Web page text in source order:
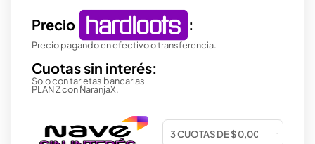
Precio :
Precio pagando en efectivo o transferencia.
Cuotas sin interés:
Solo con tarjetas bancarias
PLAN Z con NaranjaX.